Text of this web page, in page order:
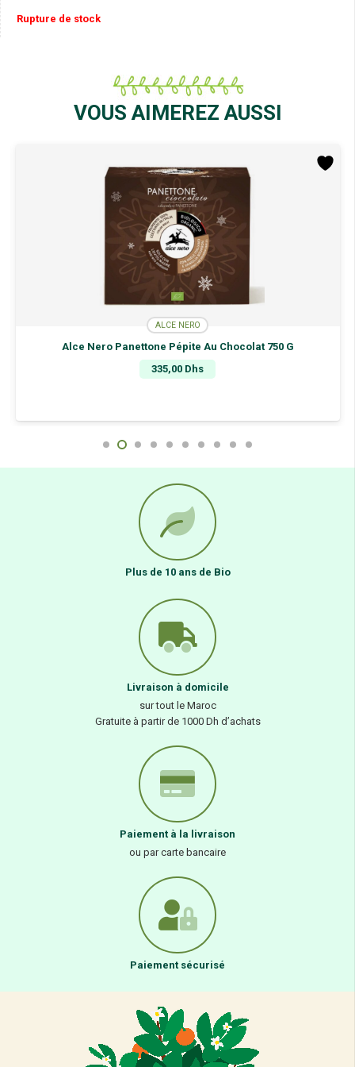
Rupture de stock
VOUS AIMEREZ AUSSI
ALCE NERO
Alce Nero Panettone Pépite Au Chocolat 750 G
335,00 Dhs
Plus de 10 ans de Bio
Livraison à domicile
sur tout le Maroc
Gratuite à partir de 1000 Dh d’achats
Paiement à la livraison
ou par carte bancaire
Paiement sécurisé